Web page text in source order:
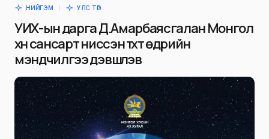
НИЙГЭМ УЛС ТӨР
УИХ-ын дарга Д.Амарбаясгалан Монгол
хүн сансарт ниссэн түүхт өдрийн
мэндчилгээ дэвшүүлэв